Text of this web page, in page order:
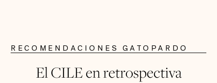
RECOMENDACIONES GATOPARDO
El CILE en retrospectiva